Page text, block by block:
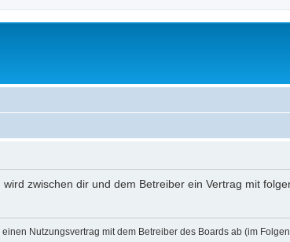
zwischen dir und dem Betreiber ein Vertrag mit
Nutzungsvertrag mit dem Betreiber des Boards ab (im